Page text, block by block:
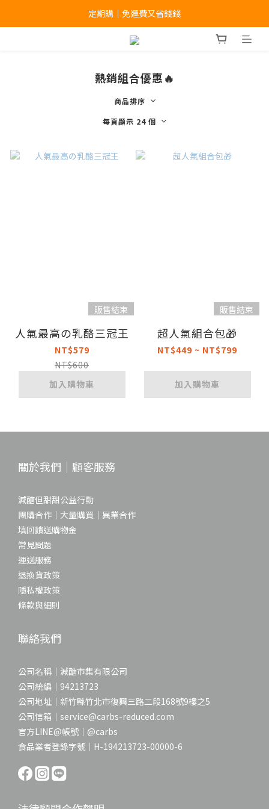
滿 $1,499 免運｜夏季享瘦補貨季
定期購｜免運費又省錢錢
滿 $1,499 免運｜夏季享瘦補貨季
熱銷組合優惠🔥
商品排序
每頁顯示 24 個
販售結束
人氣最高の乳酪三冠王
NT$579
NT$600
加入購物車
販售結束
超人氣組合包🎁
NT$449 ~ NT$799
加入購物車
關於我們｜顧客服務
減醣但甜甜公益行動
團購合作｜大量購買｜異業合作
填回饋送購物金
常見問題
運送服務
退換貨政策
隱私權政策
條款與細則
聯絡我們
公司名稱｜減醣市集有限公司
公司統編｜94213723
公司地址｜新竹縣竹北市復興三路二段168號9樓之5
公司信箱｜service@carbs-reduced.com
官方LINE@帳號｜@carbs
食品業者登錄字號｜H-194213723-00000-6